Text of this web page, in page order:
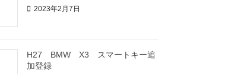
2023年2月7日
H27 BMW X3 スマートキー追
加登録